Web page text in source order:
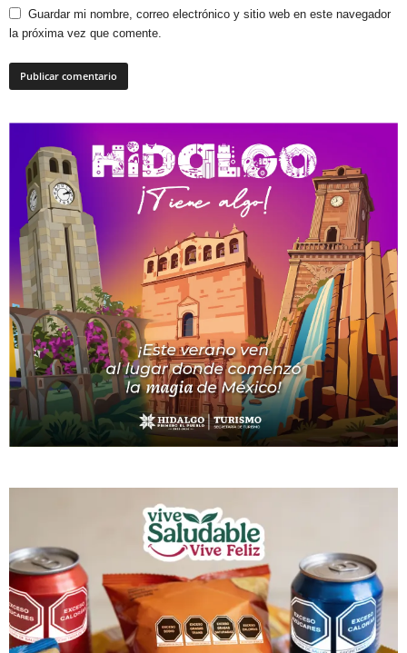
Guardar mi nombre, correo electrónico y sitio web en este navegador
la próxima vez que comente.